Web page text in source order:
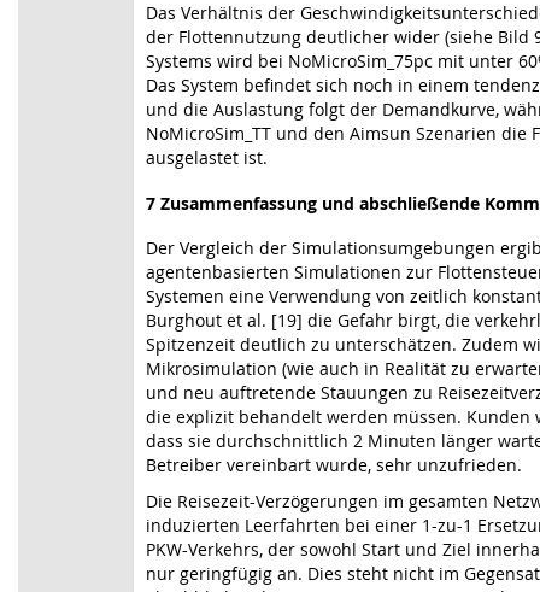
Das Verhältnis der
der Flottennutzung deutlicher wider (siehe Bild
Systems wird bei NoMicroSim_75pc mit unter
Das System befindet sich noch in einem
und die Auslastung folgt der Demandkurve,
NoMicroSim_TT und den Aimsun Szenarien die
ausgelastet ist.
7 Zusammenfassung und abschließende
Der Vergleich der Simulationsumgebungen
agentenbasierten Simulationen zur
Systemen eine Verwendung von zeitlich
Burghout et al. [19] die Gefahr birgt, die
Spitzenzeit deutlich zu unterschätzen. Zudem
Mikrosimulation (wie auch in Realität zu
und neu auftretende Stauungen zu
die explizit behandelt werden müssen. Kunden
dass sie durchschnittlich 2 Minuten länger
Betreiber vereinbart wurde, sehr unzufrieden.
Die Reisezeit-Verzögerungen im gesamten
induzierten Leerfahrten bei einer 1-zu-1
PKW-Verkehrs, der sowohl Start und Ziel
nur geringfügig an. Dies steht nicht im